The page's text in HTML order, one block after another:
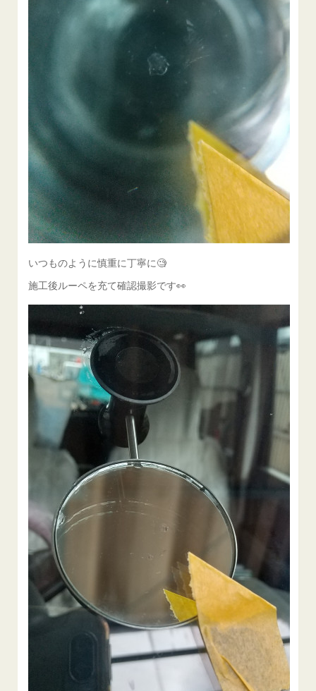
いつものように慎重に丁寧に🧐
施工後ルーペを充て確認撮影です👀